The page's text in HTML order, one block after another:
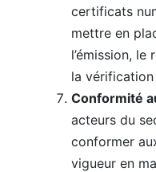
certificats
mettre en
l’émission,
la
Conformité
acteurs du
conformer
vigueur en